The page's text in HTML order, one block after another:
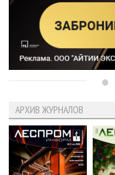
АРХИВ ЖУРНАЛОВ